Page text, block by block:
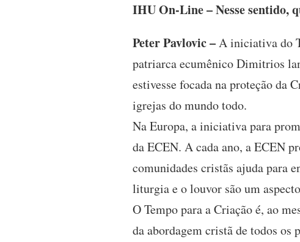
IHU On-Line – Nesse sentido,
Peter Pavlovic –A iniciativa do
patriarca ecumênico Dimitrios
estivesse focada na proteção da
igrejas do mundo todo.
Na Europa, a iniciativa para
da ECEN. A cada ano, a ECEN
comunidades cristãs ajuda para
liturgia e o louvor são um
O Tempo para a Criação é, ao
da abordagem cristã de todos os